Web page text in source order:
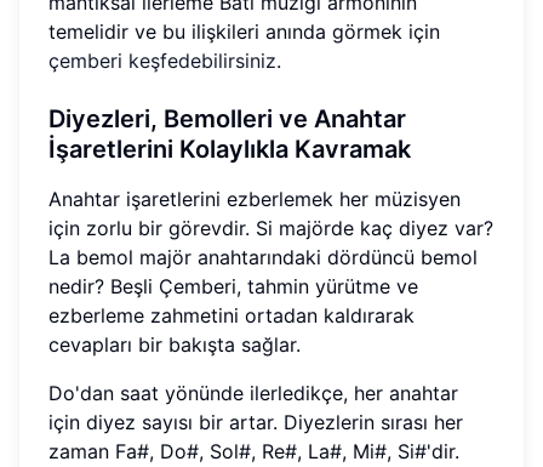
temelidir ve bu ilişkileri anında görmek için
çemberi keşfedebilirsiniz.
Diyezleri, Bemolleri ve Anahtar
İşaretlerini Kolaylıkla Kavramak
Anahtar işaretlerini ezberlemek her müzisyen
için zorlu bir görevdir. Si majörde kaç diyez var?
La bemol majör anahtarındaki dördüncü bemol
nedir? Beşli Çemberi, tahmin yürütme ve
ezberleme zahmetini ortadan kaldırarak
cevapları bir bakışta sağlar.
Do'dan saat yönünde ilerledikçe, her anahtar
için diyez sayısı bir artar. Diyezlerin sırası her
zaman Fa#, Do#, Sol#, Re#, La#, Mi#, Si#'dir.